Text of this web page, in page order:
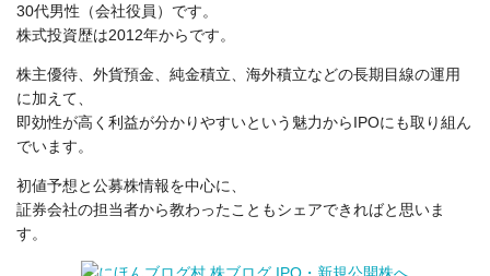
30代男性（会社役員）です。
株式投資歴は2012年からです。
株主優待、外貨預金、純金積立、海外積立などの長期目線の運用
に加えて、
即効性が高く利益が分かりやすいという魅力からIPOにも取り組ん
でいます。
初値予想と公募株情報を中心に、
証券会社の担当者から教わったこともシェアできればと思いま
す。